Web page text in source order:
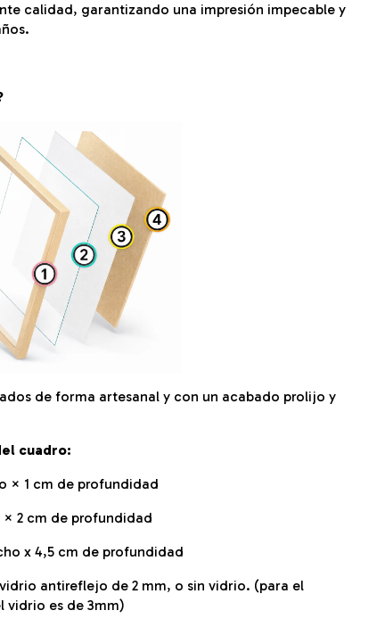
calidad, garantizando una impresión impecable y
de forma artesanal y con un acabado prolijo y
cuadro:
× 1 cm de profundidad
× 2 cm de profundidad
x 4,5 cm de profundidad
antireflejo de 2 mm, o sin vidrio. (para el
vidrio es de 3mm)